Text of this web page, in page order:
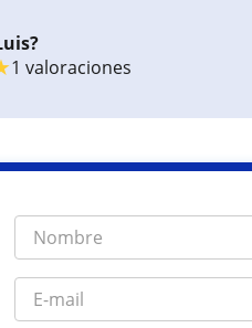
1 valoraciones